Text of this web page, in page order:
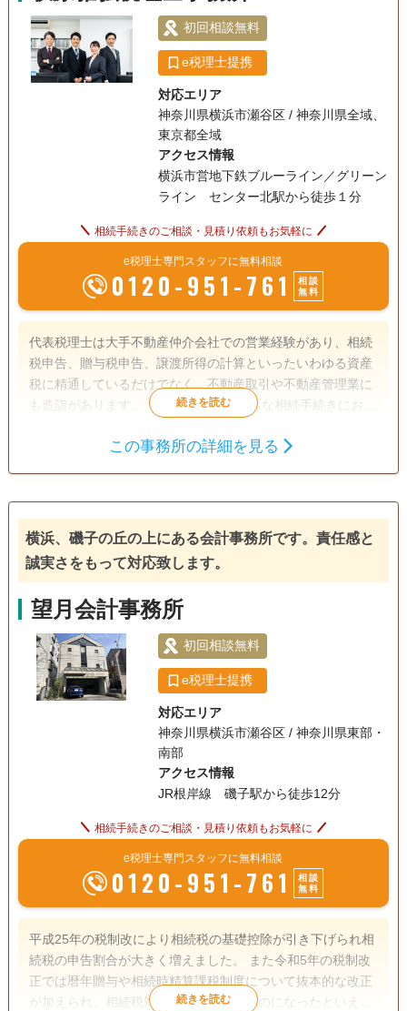
初回相談無料
e税理士提携
対応エリア
神奈川県横浜市瀬谷区 / 神奈川県全域、
東京都全域
アクセス情報
横浜市営地下鉄ブルーライン／グリーン
ライン センター北駅から徒歩１分
相続手続きのご相談・見積り依頼もお気軽に
e税理士専門スタッフに無料相談
0120-951-761
相談
無料
代表税理士は大手不動産仲介会社での営業経験があり、相続
税申告、贈与税申告、譲渡所得の計算といったいわゆる資産
税に精通しているだけでなく、不動産取引や不動産管理業に
も造詣があります。 １度きりになりがちな相続手続きにおい
活用できる一助となれるよう、先々を見据えた対応を心がけ
訪問可 土日相談可 初回相談無料 18時以降相談可
オンライン面談可 事務所面談可
この事務所の詳細を見る
横浜、磯子の丘の上にある会計事務所です。責任感と
誠実さをもって対応致します。
望月会計事務所
初回相談無料
e税理士提携
対応エリア
神奈川県横浜市瀬谷区 / 神奈川県東部・
南部
アクセス情報
JR根岸線 磯子駅から徒歩12分
相続手続きのご相談・見積り依頼もお気軽に
e税理士専門スタッフに無料相談
0120-951-761
相談
無料
平成25年の税制改により相続税の基礎控除が引き下げられ相
続税の申告割合が大きく増えました。 また令和5年の税制改
正では暦年贈与や相続時精算課税制度について抜本的な改正
が加えられ、相続税対策もより複雑なものになったといえま